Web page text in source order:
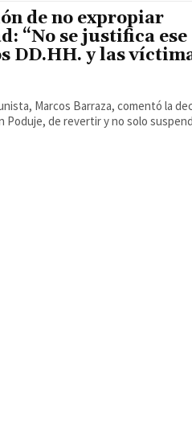
de no expropiar
“No se justifica ese
DD.HH. y las
Marcos Barraza, comentó la
Poduje, de revertir y no solo